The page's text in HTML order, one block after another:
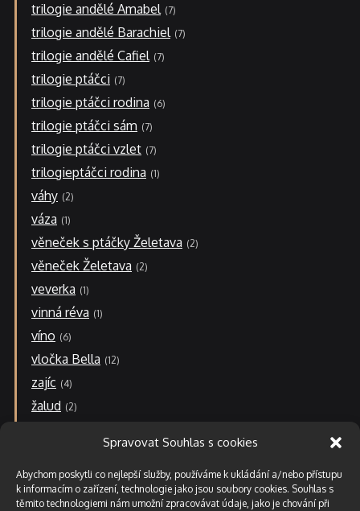
Spravovat Souhlas s cookies
Abychom poskytli co nejlepší služby, používáme k ukládání a/nebo přístupu
k informacím o zařízení, technologie jako jsou soubory cookies. Souhlas s
těmito technologiemi nám umožní zpracovávat údaje, jako je chování při
trilogie andělé Amabel 7
trilogie andělé Barachiel 7
trilogie andělé Cafiel 7
trilogie ptáčci 7
trilogie ptáčci rodina 6
trilogie ptáčci sám 7
trilogie ptáčci vzlet 7
trilogieptáčci rodina 1
váhy 2
váza 1
věneček s ptáčky Želetava 2
věneček Želetava 2
veverka 1
vinná réva 1
víno 6
vločka Bella 12
zajíc 4
žalud 2
k
u
p